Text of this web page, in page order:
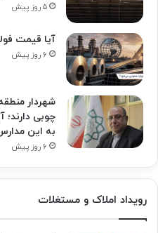
۵ روز پیش
آیا قیمت
۶ روز پیش
چوبی دارند؛
به این
۶ روز پیش
رویداد املاک و مستغلات